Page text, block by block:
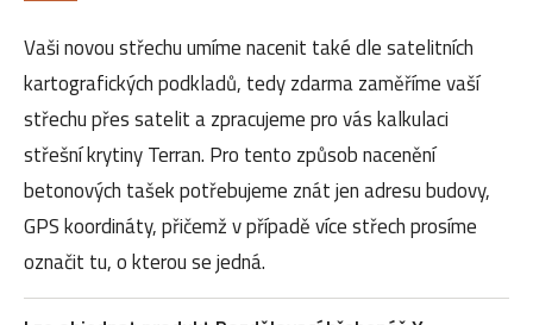
Vaši novou střechu umíme nacenit také dle satelitních
kartografických podkladů, tedy zdarma zaměříme vaší
střechu přes satelit a zpracujeme pro vás kalkulaci
střešní krytiny Terran. Pro tento způsob nacenění
betonových tašek potřebujeme znát jen adresu budovy,
GPS koordináty, přičemž v případě více střech prosíme
označit tu, o kterou se jedná.